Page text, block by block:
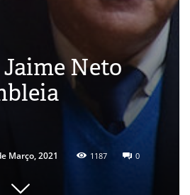
Neto
Março, 2021 1187 0